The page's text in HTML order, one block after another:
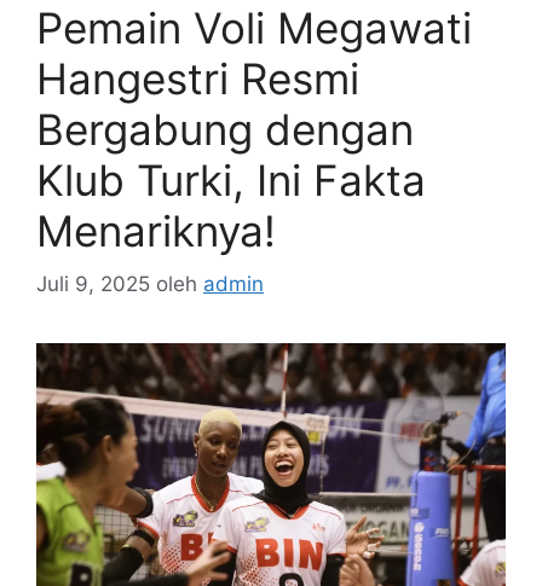
Pemain Voli Megawati
Hangestri Resmi
Bergabung dengan
Klub Turki, Ini Fakta
Menariknya!
Juli 9, 2025 oleh admin